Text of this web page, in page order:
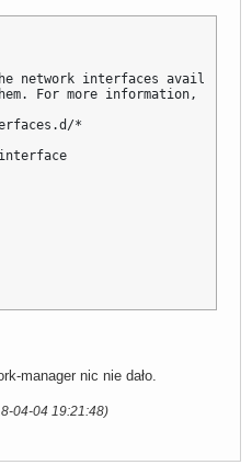
network interfaces available
For more information, see
*
manager nic nie dało.
04-04 19:21:48)